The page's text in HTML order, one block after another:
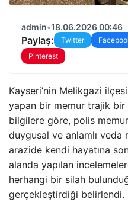
admin•18.06.2026 00:46
Paylaş: Twitter
Pinterest
Kayseri’nin Melikgazi
yapan bir memur trajik bir
bilgilere göre, polis
duygusal ve anlamlı veda
arazide kendi hayatına
alanda yapılan
herhangi bir silah
gerçekleştirdiği belirlendi.